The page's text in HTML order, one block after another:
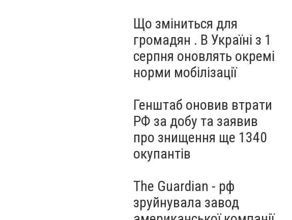
Що зміниться для
громадян . В Україні з 1
серпня оновлять окремі
норми мобілізації
Генштаб оновив втрати
РФ за добу та заявив
про знищення ще 1340
окупантів
The Guardian - рф
зруйнувала завод